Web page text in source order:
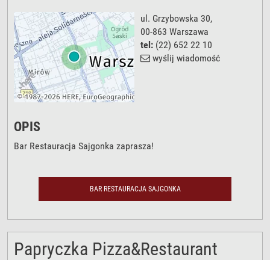
ul. Grzybowska 30,
00-863 Warszawa
tel: (22) 652 22 10
wyślij wiadomość
OPIS
Bar Restauracja Sajgonka zaprasza!
BAR RESTAURACJA SAJGONKA
Papryczka Pizza&Restaurant